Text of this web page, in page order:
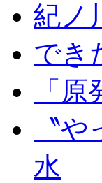
紀ノ
でき
「
〝
水